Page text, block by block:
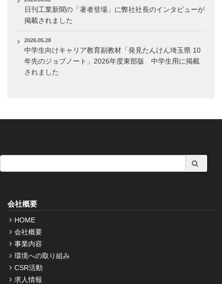
日刊工業新聞の「著者登場」に弊社社長のインタビューが
掲載されました
2026.05.28
中学生向けキャリア教育副教材「発見たんけん埼玉県 10
年先のジョブノート」2026年度東部版 中学生用に掲載
されました
会社概要
HOME
会社概要
事業内容
環境への取り組み
CSR活動
求人情報